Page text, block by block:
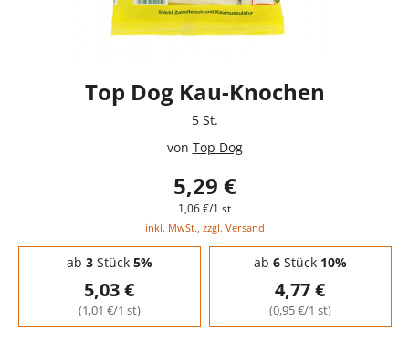
Top Dog Kau-Knochen
5 St.
von Top Dog
5,29 €
1,06 €/1 st
inkl. MwSt., zzgl. Versand
Staffelpreise - Mengenrabatt
ab 3Stück 5%
5,03 €
(1,01 €/1 st)
ab 6Stück 10%
4,77 €
(0,95 €/1 st)